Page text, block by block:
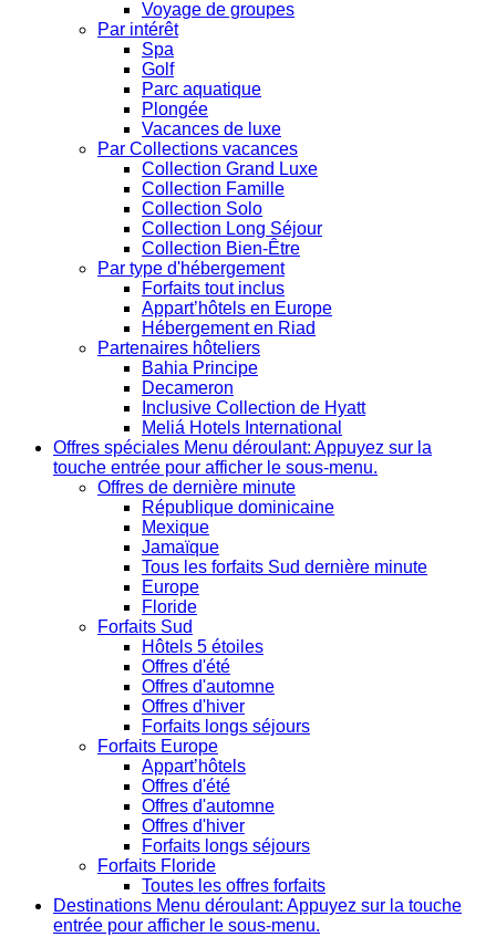
Voyage de groupes
Par intérêt
Spa
Golf
Parc aquatique
Plongée
Vacances de luxe
Par Collections vacances
Collection Grand Luxe
Collection Famille
Collection Solo
Collection Long Séjour
Collection Bien-Être
Par type d'hébergement
Forfaits tout inclus
Appart’hôtels en Europe
Hébergement en Riad
Partenaires hôteliers
Bahia Principe
Decameron
Inclusive Collection de Hyatt
Meliá Hotels International
Offres spéciales Menu déroulant: Appuyez sur la
touche entrée pour afficher le sous-menu.
Offres de dernière minute
République dominicaine
Mexique
Jamaïque
Tous les forfaits Sud dernière minute
Europe
Floride
Forfaits Sud
Hôtels 5 étoiles
Offres d'été
Offres d'automne
Offres d'hiver
Forfaits longs séjours
Forfaits Europe
Appart’hôtels
Offres d'été
Offres d'automne
Offres d'hiver
Forfaits longs séjours
Forfaits Floride
Toutes les offres forfaits
Destinations Menu déroulant: Appuyez sur la touche
entrée pour afficher le sous-menu.